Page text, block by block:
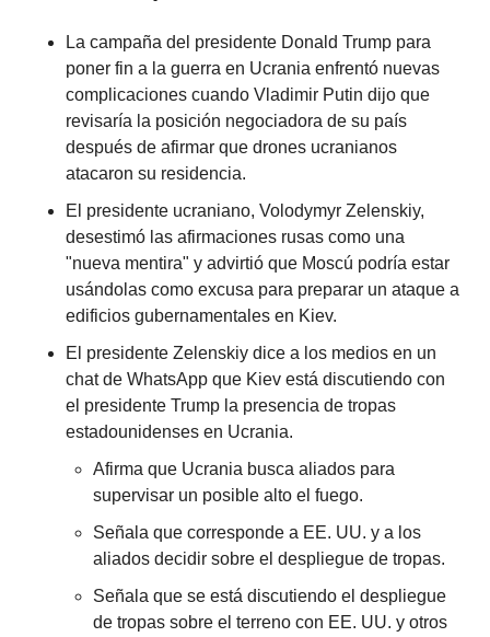
La campaña del presidente Donald Trump para
poner fin a la guerra en Ucrania enfrentó nuevas
complicaciones cuando Vladimir Putin dijo que
revisaría la posición negociadora de su país
después de afirmar que drones ucranianos
atacaron su residencia.
El presidente ucraniano, Volodymyr Zelenskiy,
desestimó las afirmaciones rusas como una
"nueva mentira" y advirtió que Moscú podría estar
usándolas como excusa para preparar un ataque a
edificios gubernamentales en Kiev.
El presidente Zelenskiy dice a los medios en un
chat de WhatsApp que Kiev está discutiendo con
el presidente Trump la presencia de tropas
estadounidenses en Ucrania.
Afirma que Ucrania busca aliados para
supervisar un posible alto el fuego.
Señala que corresponde a EE. UU. y a los
aliados decidir sobre el despliegue de tropas.
Señala que se está discutiendo el despliegue
de tropas sobre el terreno con EE. UU. y otros